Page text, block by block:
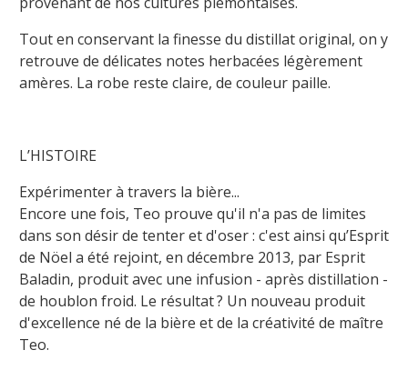
Tout en conservant la finesse du distillat original, on y
retrouve de délicates notes herbacées légèrement
amères. La robe reste claire, de couleur paille.
L’HISTOIRE
Expérimenter à travers la bière...
Encore une fois, Teo prouve qu'il n'a pas de limites
dans son désir de tenter et d'oser : c'est ainsi qu’Esprit
de Nöel a été rejoint, en décembre 2013, par Esprit
Baladin, produit avec une infusion - après distillation -
de houblon froid. Le résultat ? Un nouveau produit
d'excellence né de la bière et de la créativité de maître
Teo.